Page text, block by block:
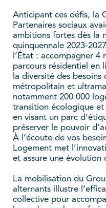
Anticipant ces défis, la
Partenaires sociaux
ambitions fortes dès la
quinquennale 2023-
l’État : accompagner 4
parcours résidentiel en
la diversité des
métropolitain et
notamment 200 000
transition écologique
en visant un parc
préserver le pouvoir
À l’écoute de vos
Logement met
et assure une évolution
La mobilisation du
alternants illustre
collective pour